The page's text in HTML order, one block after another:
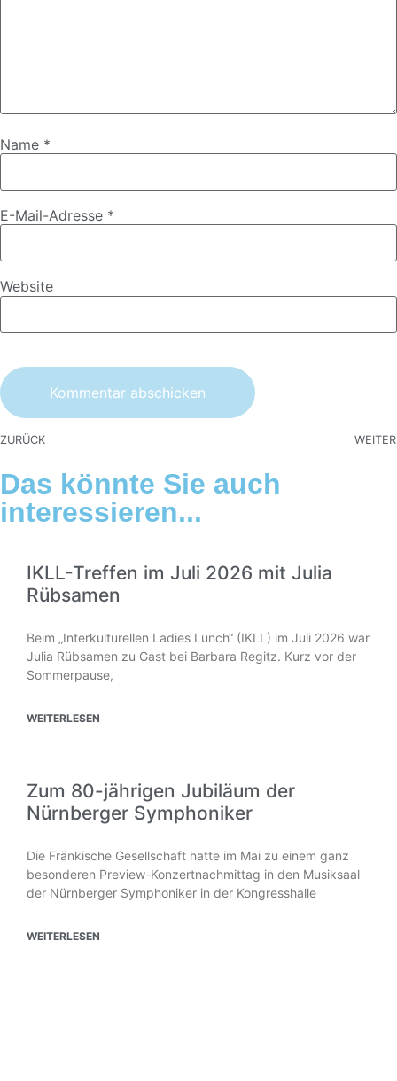
Name *
E-Mail-Adresse *
Website
ZURÜCK WEITER
Das könnte Sie auch
interessieren...
IKLL-Treffen im Juli 2026 mit Julia
Rübsamen
Beim „Interkulturellen Ladies Lunch“ (IKLL) im Juli 2026 war
Julia Rübsamen zu Gast bei Barbara Regitz. Kurz vor der
Sommerpause,
WEITERLESEN
Zum 80-jährigen Jubiläum der
Nürnberger Symphoniker
Die Fränkische Gesellschaft hatte im Mai zu einem ganz
besonderen Preview-Konzertnachmittag in den Musiksaal
der Nürnberger Symphoniker in der Kongresshalle
WEITERLESEN